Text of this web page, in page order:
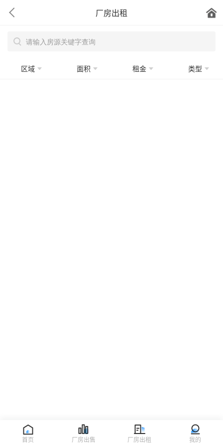
厂房出租
区域 面积 租金 类型
首页 厂房出售 厂房出租 我的